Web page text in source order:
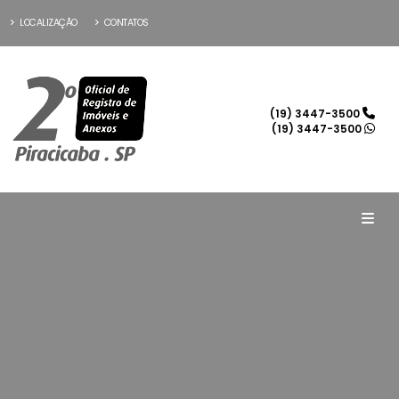
LOCALIZAÇÃO CONTATOS
(19) 3447-3500
(19) 3447-3500